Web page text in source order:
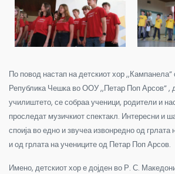
По повод настап на детскиот хор
Република Чешка во ООУ ,,Петар Поп Арсов” ,
училиштето, се собраа ученици, родители и
проследат музичкиот спектакл. Интересни и
споија во едно и звучеа извонредно од
и од грлата на учениците од Петар Поп Арсов.
Имено, детскиот хор е дојден во Р. С.